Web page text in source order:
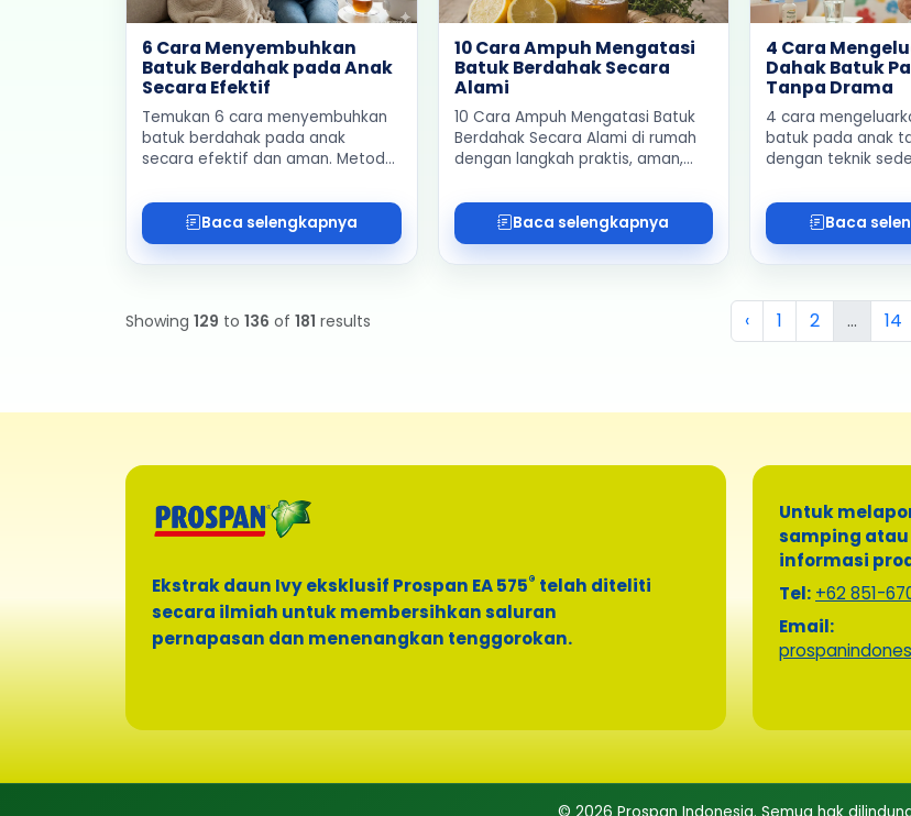
6 Cara Menyembuhkan
Batuk Berdahak pada Anak
Secara Efektif
Temukan 6 cara menyembuhkan
batuk berdahak pada anak
secara efektif dan aman. Metode
untuk si kecil tanpa efek samping
berbahaya.Baca selengkapnya
10 Cara Ampuh Mengatasi
Batuk Berdahak Secara
Alami
10 Cara Ampuh Mengatasi Batuk
Berdahak Secara Alami di rumah
dengan langkah praktis, aman,
medis terbaru.
Baca selengkapnya
4 Cara
Dahak Batuk
Tanpa Drama
4 cara
batuk pada anak
dengan teknik
dukungan obat
Baca
Showing 129 to 136 of 181 results ‹ 1 2 ... 14
Ekstrak daun Ivy eksklusif Prospan EA 575® telah diteliti
secara ilmiah untuk membersihkan saluran
pernapasan dan menenangkan tenggorokan.
Untuk
samping
informasi
Tel: +62 851-
Email: